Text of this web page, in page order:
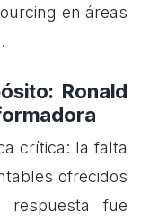
en áreas
Ronald
crítica: la falta
ofrecidos
respuesta fue